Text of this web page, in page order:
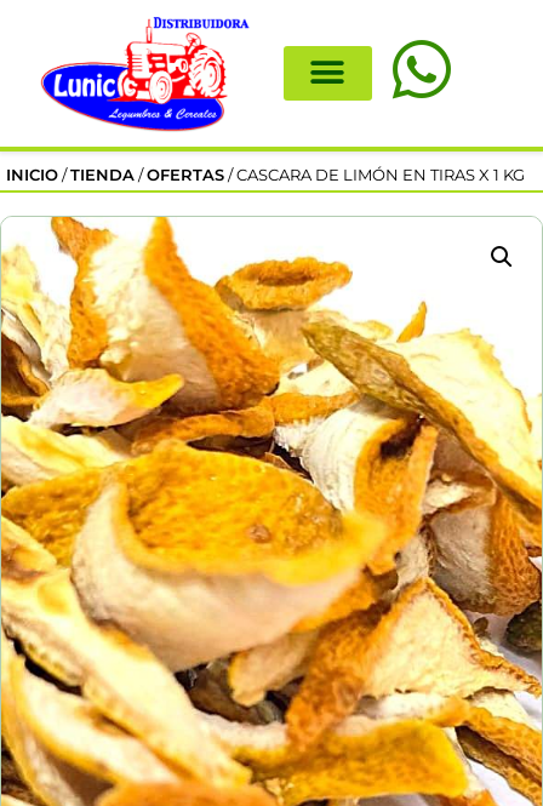
INICIO /TIENDA /OFERTAS / CASCARA DE LIMÓN EN TIRAS X 1 KG